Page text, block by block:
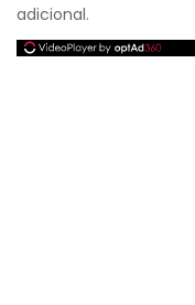
adicional.